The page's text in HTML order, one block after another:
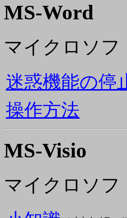
MS-Word
マイクロソフ
迷惑機能の停
操作方法
MS-Visio
マイクロソフ